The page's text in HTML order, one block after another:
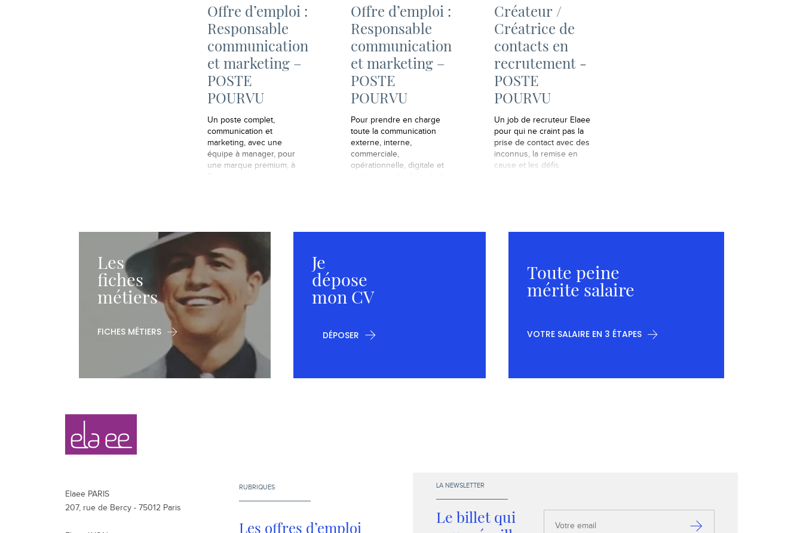
Offre d’emploi :
Responsable
communication
et marketing –
POSTE
POURVU
Un poste complet,
communication et
marketing, avec une
équipe à manager, pour
une marque premium, à
Offre d’emploi :
Responsable
communication
et marketing –
POSTE
POURVU
Pour prendre en charge
toute la communication
externe, interne,
commerciale,
opérationnelle, digitale et
Créateur /
Créatrice de
contacts en
recrutement -
POSTE
POURVU
Un job de recruteur Elaee
pour qui ne craint pas la
prise de contact avec des
inconnus, la remise en
cause et les défis.
Les
fiches
métiers
FICHES MÉTIERS
Je
dépose
mon CV
DÉPOSER
Toute peine
mérite salaire
VOTRE SALAIRE EN 3 ÉTAPES
Navigation
Elaee
Elaee PARIS
207, rue de Bercy - 75012 Paris
RUBRIQUES
Les offres d’emploi
LA NEWSLETTER
Le billet qui
email
S’inscrire